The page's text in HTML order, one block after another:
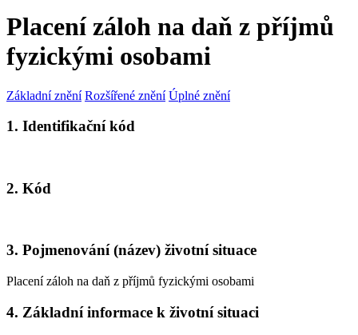
Placení záloh na daň z příjmů
fyzickými osobami
Základní znění Rozšířené znění Úplné znění
1. Identifikační kód
2. Kód
3. Pojmenování (název) životní situace
Placení záloh na daň z příjmů fyzickými osobami
4. Základní informace k životní situaci